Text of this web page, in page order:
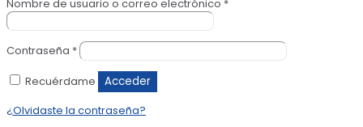
Nombre de usuario o correo electrónico *
Contraseña *
Recuérdame
Acceder
¿Olvidaste la contraseña?